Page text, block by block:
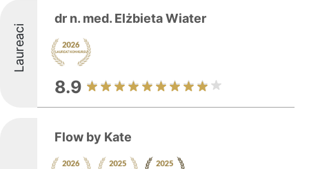
Laureaci
dr n. med. Elżbieta Wiater
8.9
Flow by Kate